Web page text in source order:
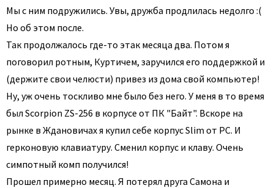
Мы с ним подружились. Увы, дружба продлилась недолго :(
Но об этом после.
Так продолжалось где-то этак месяца два. Потом я
поговорил ротным, Куртичем, заручился его поддержкой и
(держите свои челюсти) привез из дома свой компьютер!
Ну, уж очень тоскливо мне было без него. У меня в то время
был Scorpion ZS-256 в корпусе от ПК "Байт". Вскоре на
рынке в Ждановичах я купил себе корпус Slim от PC. И
герконовую клавиатуру. Сменил корпус и клаву. Очень
симпотный комп получился!
Прошел примерно месяц. Я потерял друга Самона и